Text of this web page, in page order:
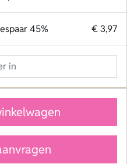
45% € 3,97